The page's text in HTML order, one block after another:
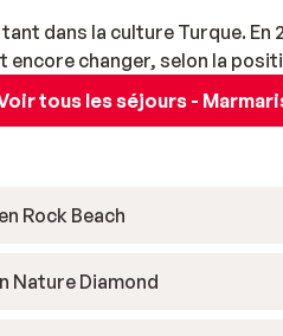
dans la culture Turque. En
encore changer, selon la
tous les séjours -
Rock Beach
Nature Diamond